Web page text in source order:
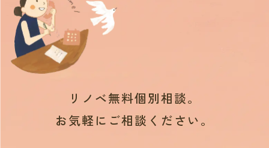
リノベ無料個別相談。
お気軽にご相談ください。